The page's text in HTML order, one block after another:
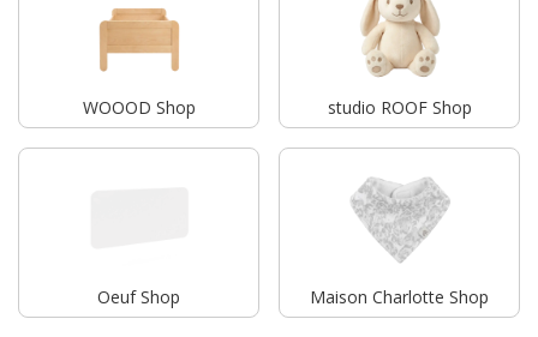
WOOOD Shop studio ROOF Shop
Oeuf Shop Maison Charlotte Shop